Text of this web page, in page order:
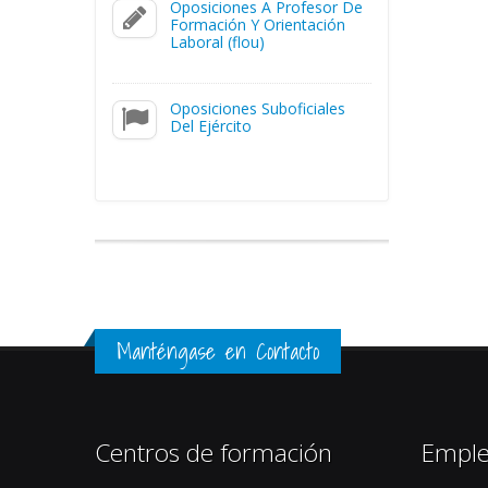
Oposiciones A Profesor De
Formación Y Orientación
Laboral (flou)
Oposiciones Suboficiales
Del Ejército
Manténgase en Contacto
Centros de formación